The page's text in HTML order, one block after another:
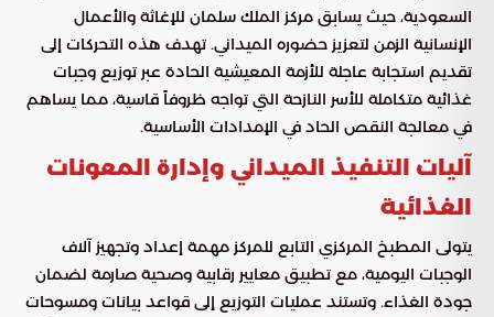
السعودية، حيث يسابق مركز الملك سلمان للإغاثة والأعمال
الإنسانية الزمن لتعزيز حضوره الميداني. تهدف هذه التحركات إلى
تقديم استجابة عاجلة للأزمة المعيشية الحادة عبر توزيع وجبات
غذائية متكاملة للأسر النازحة التي تواجه ظروفاً قاسية، مما يساهم
في معالجة النقص الحاد في الإمدادات الأساسية.
آليات التنفيذ الميداني وإدارة المعونات
الغذائية
يتولى المطبخ المركزي التابع للمركز مهمة إعداد وتجهيز آلاف
الوجبات اليومية، مع تطبيق معايير رقابية وصحية صارمة لضمان
جودة الغذاء. وتستند عمليات التوزيع إلى قواعد بيانات ومسوحات